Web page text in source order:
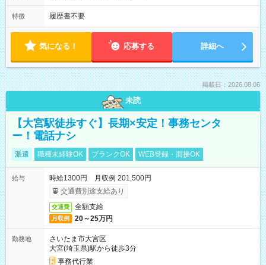
特徴 履歴書不要
気になる！ 応募する 詳細へ
掲載日：2026.08.06
未読
【大宮駅徒歩すぐ】長期×安定！事務センタ
ー！電話ナシ
派遣 職種未経験OK ブランクOK WEB登録・面接OK
給与
時給1300円 月収例 201,500円
交通費別途支給あり
交通費 全額支給
月収例 20～25万円
勤務地
さいたま市大宮区
大宮(埼玉県)駅から徒歩3分
事務代行業